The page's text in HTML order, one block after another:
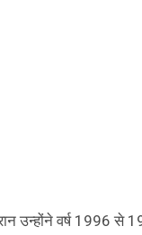
उन्होंने वर्ष 1996